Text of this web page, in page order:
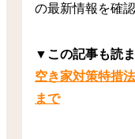
の最新情報を確
▼この記事も読
空き家対策特措
まで